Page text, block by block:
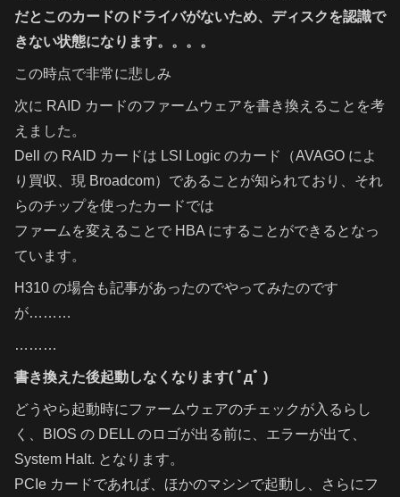
だとこのカードのドライバがないため、ディスクを認識で
きない状態になります。。。。
この時点で非常に悲しみ
次に RAID カードのファームウェアを書き換えることを考
えました。
Dell の RAID カードは LSI Logic のカード（AVAGO によ
り買収、現 Broadcom）であることが知られており、それ
らのチップを使ったカードでは
ファームを変えることで HBA にすることができるとなっ
ています。
H310 の場合も記事があったのでやってみたのです
が………
………
書き換えた後起動しなくなります( ﾟдﾟ )
どうやら起動時にファームウェアのチェックが入るらし
く、BIOS の DELL のロゴが出る前に、エラーが出て、
System Halt. となります。
PCIe カードであれば、ほかのマシンで起動し、さらにフ